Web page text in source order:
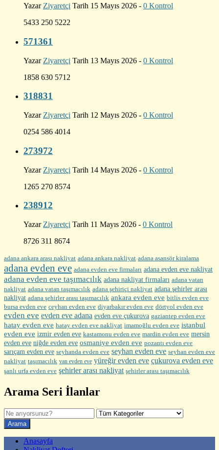
Yazar Ziyaretçi Tarih 15 Mayıs 2026 - 0 Kontrol
5433 250 5222
571361
Yazar Ziyaretçi Tarih 13 Mayıs 2026 - 0 Kontrol
1858 630 5712
318831
Yazar Ziyaretçi Tarih 12 Mayıs 2026 - 0 Kontrol
0254 586 4014
273972
Yazar Ziyaretçi Tarih 14 Mayıs 2026 - 0 Kontrol
1265 270 8574
238912
Yazar Ziyaretçi Tarih 11 Mayıs 2026 - 0 Kontrol
8726 311 8674
adana ankara arası nakliyat adana ankara nakliyat adana asansör kiralama
adana evden eve adana evden eve firmaları adana evden eve nakliyat
adana evden eve taşımacılık adana nakliyat firmaları adana vatan
nakliyat adana vatan taşımacılık adana şehiriçi nakliyat adana şehirler arası
nakliyat adana şehirler arası taşımacılık ankara evden eve bitlis evden eve
bursa evden eve ceyhan evden eve diyarbakır evden eve dörtyol evden eve
evden eve evden eve adana evden eve çukurova gaziantep evden eve
hatay evden eve hatay evden eve nakliyat imamoğlu evden eve istanbul
evden eve izmir evden eve kastamonu evden eve mardin evden eve mersin
evden eve niğde evden eve osmaniye evden eve pozantı evden eve
sarıçam evden eve seyhanda evden eve seyhan evden eve seyhan evden eve
nakliyat taşımacılık van evden eve yüreğir evden eve çukurova evden eve
şanlı urfa evden eve şehirler arası nakliyat şehirler arası taşımacılık
Arama Seri İlanlar
Anasayfa